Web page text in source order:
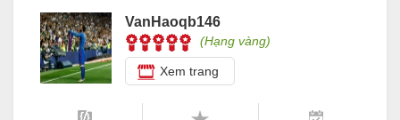
VanHaoqb146
(Hạng vàng)
Xem trang